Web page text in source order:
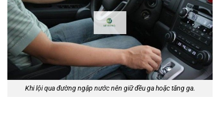
Khi lội qua đường ngập nước nên giữ đều ga hoặc tăng ga.